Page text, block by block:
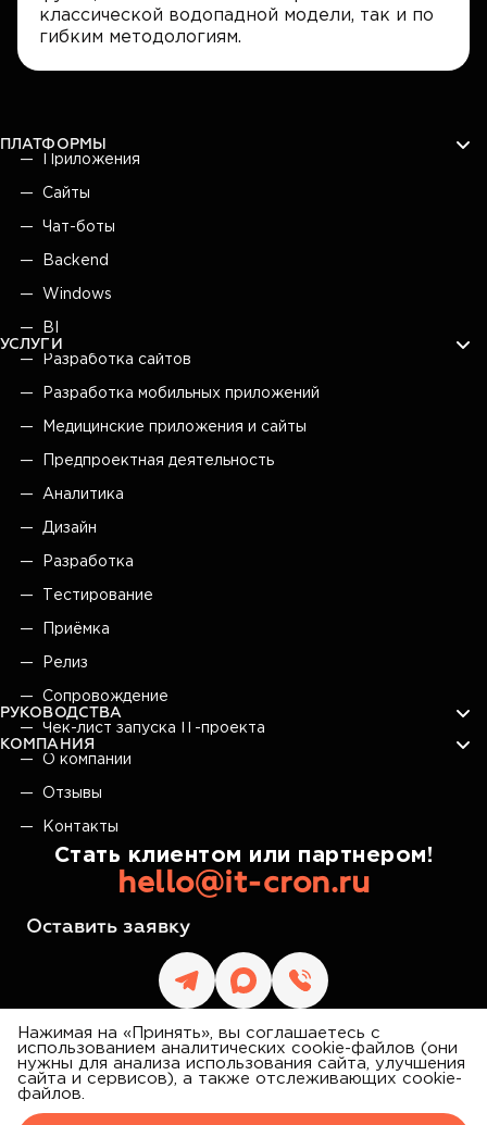
классической водопадной модели, так и по
гибким методологиям.
Нажимая на «Принять», вы соглашаетесь с
использованием аналитических cookie-файлов (они
нужны для анализа использования сайта, улучшения
сайта и сервисов), а также отслеживающих cookie-
файлов.
IT CRON
ПЛАТФОРМЫ
Приложения
Сайты
Чат-боты
Backend
Windows
BI
УСЛУГИ
Разработка сайтов
Разработка мобильных приложений
Медицинские приложения и сайты
Предпроектная деятельность
Аналитика
Дизайн
Разработка
Тестирование
Приёмка
Релиз
Сопровождение
РУКОВОДСТВА
Чек-лист запуска IT-проекта
КОМПАНИЯ
О компании
Отзывы
Контакты
Стать клиентом или партнером!
hello@it-cron.ru
Оставить заявку